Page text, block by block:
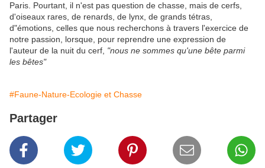
Paris. Pourtant, il n'est pas question de chasse, mais de cerfs,
d'oiseaux rares, de renards, de lynx, de grands tétras,
d"émotions, celles que nous recherchons à travers l'exercice de
notre passion, lorsque, pour reprendre une expression de
l'auteur de la nuit du cerf, "nous ne sommes qu'une bête parmi
les bêtes"
#Faune-Nature-Ecologie et Chasse
Partager